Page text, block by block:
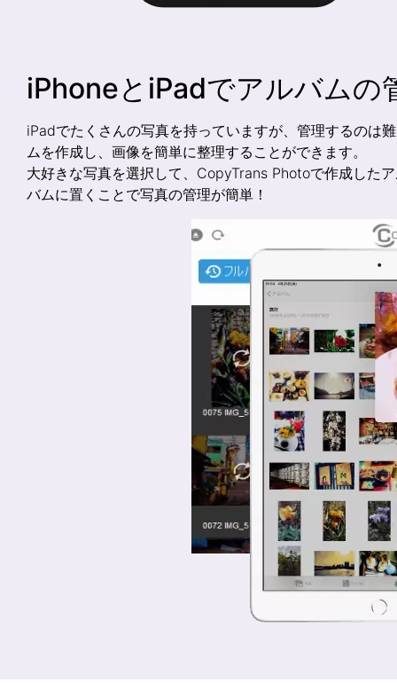
iPhoneとiPadでアルバムの
iPadでたくさんの写真を持っていますが、管理するのは
ムを作成し、画像を簡単に整理することができます。
大好きな写真を選択して、CopyTrans Photoで作成した
バムに置くことで写真の管理が簡単！